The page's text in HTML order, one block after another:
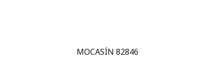
MOCASÍN 82846